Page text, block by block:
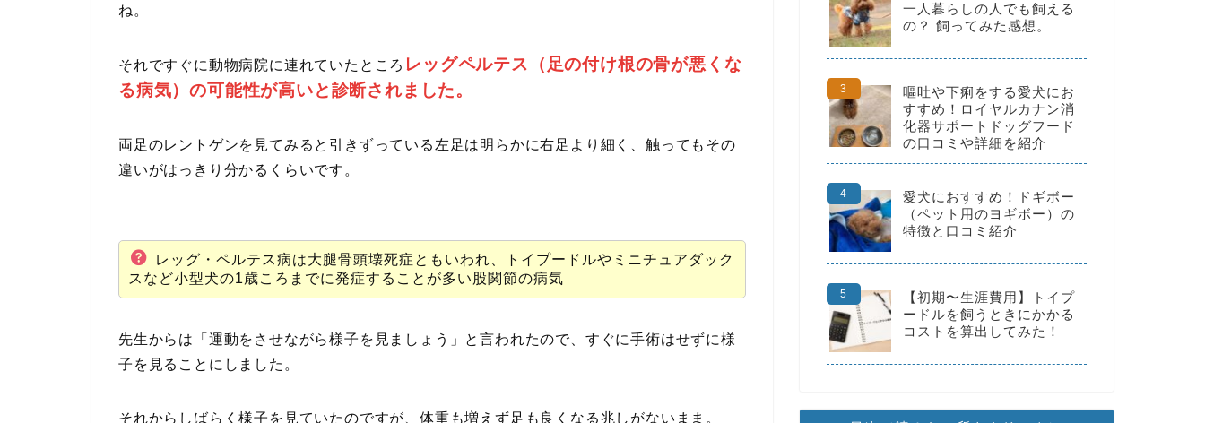
ね。
それですぐに動物病院に連れていたところ レッグペルテス（足の付け根の骨が悪くな
る病気）の可能性が高いと診断されました。
両足のレントゲンを見てみると引きずっている左足は明らかに右足より細く、触ってもその
違いがはっきり分かるくらいです。
レッグ・ペルテス病は大腿骨頭壊死症ともいわれ、トイプードルやミニチュアダック
スなど小型犬の1歳ころまでに発症することが多い股関節の病気
先生からは「運動をさせながら様子を見ましょう」と言われたので、すぐに手術はせずに様
子を見ることにしました。
それからしばらく様子を見ていたのですが、体重も増えず足も良くなる兆しがないまま。
一人暮らしの人でも飼える
の？ 飼ってみた感想。
嘔吐や下痢をする愛犬にお
すすめ！ロイヤルカナン消
化器サポートドッグフード
の口コミや詳細を紹介
愛犬におすすめ！ドギボー
（ペット用のヨギボー）の
特徴と口コミ紹介
【初期〜生涯費用】トイプ
ードルを飼うときにかかる
コストを算出してみた！